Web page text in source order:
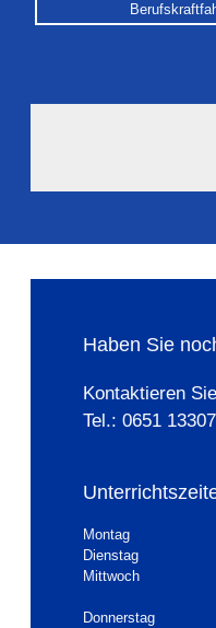
Haben Sie
Kontaktieren
Tel.: 0651 13307
Montag
Dienstag
Mittwoch
Donnerstag